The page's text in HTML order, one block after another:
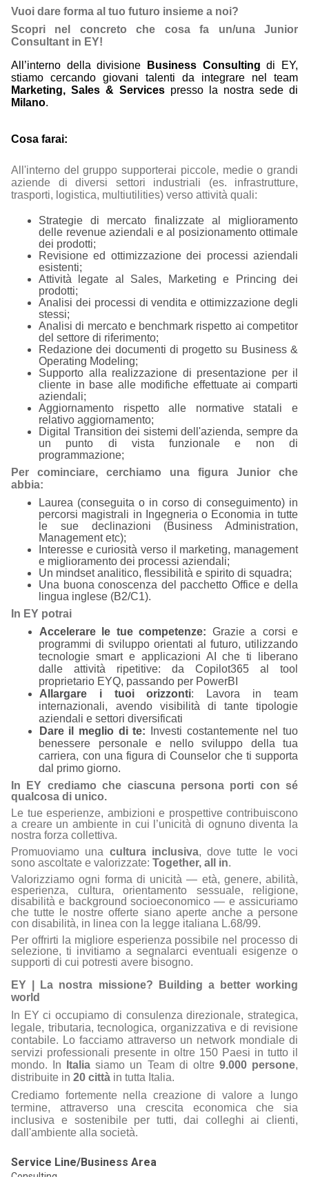
Vuoi dare forma al tuo futuro insieme a noi?
Scopri nel concreto che cosa fa un/una Junior
Consultant in EY!
All’interno della divisione
Business Consultingdi EY,
stiamo cercando giovani talenti da integrare nel team
Marketing, Sales & Services presso la nostra sede di
Milano.
Cosa farai:
All'interno del gruppo supporterai piccole, medie o grandi
aziende di diversi settori industriali (es. infrastrutture,
trasporti, logistica, multiutilities) verso attività quali:
Strategie di mercato finalizzate al miglioramento
delle revenue aziendali e al posizionamento ottimale
dei prodotti;
Revisione ed ottimizzazione dei processi aziendali
esistenti;
Attività legate al Sales, Marketing e Princing dei
prodotti;
Analisi dei processi di vendita e ottimizzazione degli
stessi;
Analisi di mercato e benchmark rispetto ai competitor
del settore di riferimento;
Redazione dei documenti di progetto su Business &
Operating Modeling;
Supporto alla realizzazione di presentazione per il
cliente in base alle modifiche effettuate ai comparti
aziendali;
Aggiornamento rispetto alle normative statali e
relativo aggiornamento;
Digital Transition dei sistemi dell'azienda, sempre da
un punto di vista funzionale e non di
programmazione;
Per cominciare, cerchiamo una figura Junior che
abbia:
Laurea (conseguita o in corso di conseguimento) in
percorsi magistrali in Ingegneria o Economia in tutte
le sue declinazioni (Business Administration,
Management etc);
Interesse e curiosità verso il marketing, management
e miglioramento dei processi aziendali;
Un mindset analitico, flessibilità e spirito di squadra;
Una buona conoscenza del pacchetto Office e della
lingua inglese (B2/C1).
In EY potrai
Accelerare le tue competenze: Grazie a corsi e
programmi di sviluppo orientati al futuro, utilizzando
tecnologie smart e applicazioni AI che ti liberano
dalle attività ripetitive: da Copilot365 al tool
proprietario EYQ, passando per PowerBI
Allargare i tuoi orizzonti: Lavora in team
internazionali, avendo visibilità di tante tipologie
aziendali e settori diversificati
Dare il meglio di te:
Investi costantemente nel tuo
benessere personale e nello sviluppo della tua
carriera, con una figura di Counselor che ti supporta
dal primo giorno.
In EY crediamo che ciascuna persona porti con sé
qualcosa di unico.
Le tue esperienze, ambizioni e prospettive contribuiscono
a creare un ambiente in cui l’unicità di ognuno diventa la
nostra forza collettiva.
Promuoviamo una cultura inclusiva, dove tutte le voci
sono ascoltate e valorizzate: Together, all in.
Valorizziamo ogni forma di unicità — età, genere, abilità,
esperienza, cultura, orientamento sessuale, religione,
disabilità e background socioeconomico — e assicuriamo
che tutte le nostre offerte siano aperte anche a persone
con disabilità, in linea con la legge italiana L.68/99.
Per offrirti la migliore esperienza possibile nel processo di
selezione, ti invitiamo a segnalarci eventuali esigenze o
supporti di cui potresti avere bisogno.
EY | La nostra missione? Building a better working
world
In EY ci occupiamo di consulenza direzionale, strategica,
legale, tributaria, tecnologica, organizzativa e di revisione
contabile. Lo facciamo attraverso un network mondiale di
servizi professionali presente in oltre 150 Paesi in tutto il
mondo. In
Italiasiamo un Team di oltre 9.000 persone,
distribuite in 20 città in tutta Italia.
Crediamo fortemente nella creazione di valore a lungo
termine, attraverso una crescita economica che sia
inclusiva e sostenibile per tutti, dai colleghi ai clienti,
dall'ambiente alla società.
Service Line/Business Area